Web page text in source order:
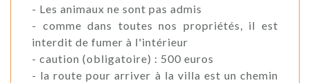
- Les animaux ne sont pas admis
- comme dans toutes nos propriétés, il est
interdit de fumer à l'intérieur
- caution (obligatoire) : 500 euros
- la route pour arriver à la villa est un chemin